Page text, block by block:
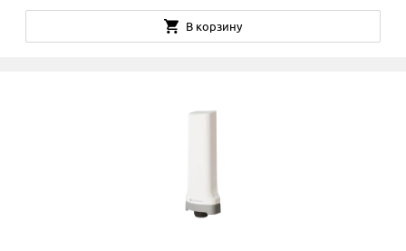
В корзину